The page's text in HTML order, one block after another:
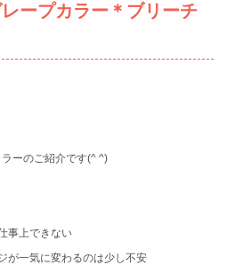
ープカラー＊ブリーチ
ーのご紹介です(^ ^)
事上できない
が一気に変わるのは少し不安